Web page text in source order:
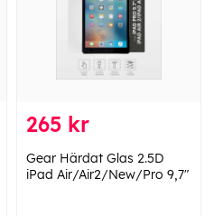
265 kr
Gear Härdat Glas 2.5D
iPad Air/Air2/New/Pro 9,7"